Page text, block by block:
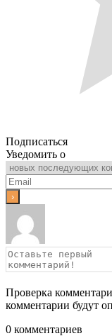
Подписаться
Уведомить о
Проверка
комментарии будут
0 комментариев